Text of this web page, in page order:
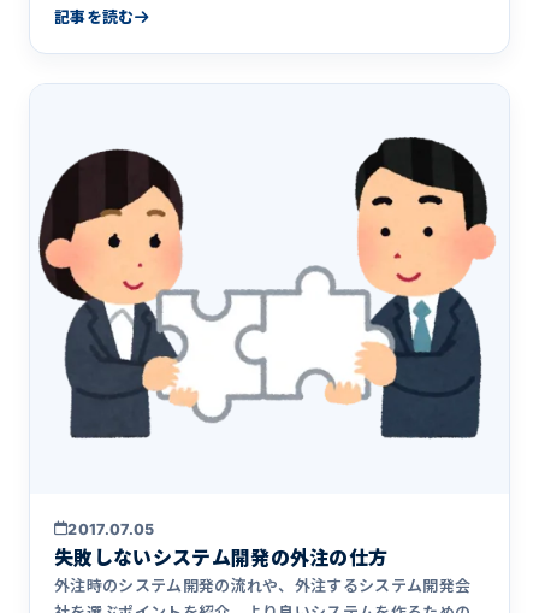
明しました。ステップ数によってバグ検出数の基準を設け
記事を読む
2017.07.05
失敗しないシステム開発の外注の仕方
外注時のシステム開発の流れや、外注するシステム開発会